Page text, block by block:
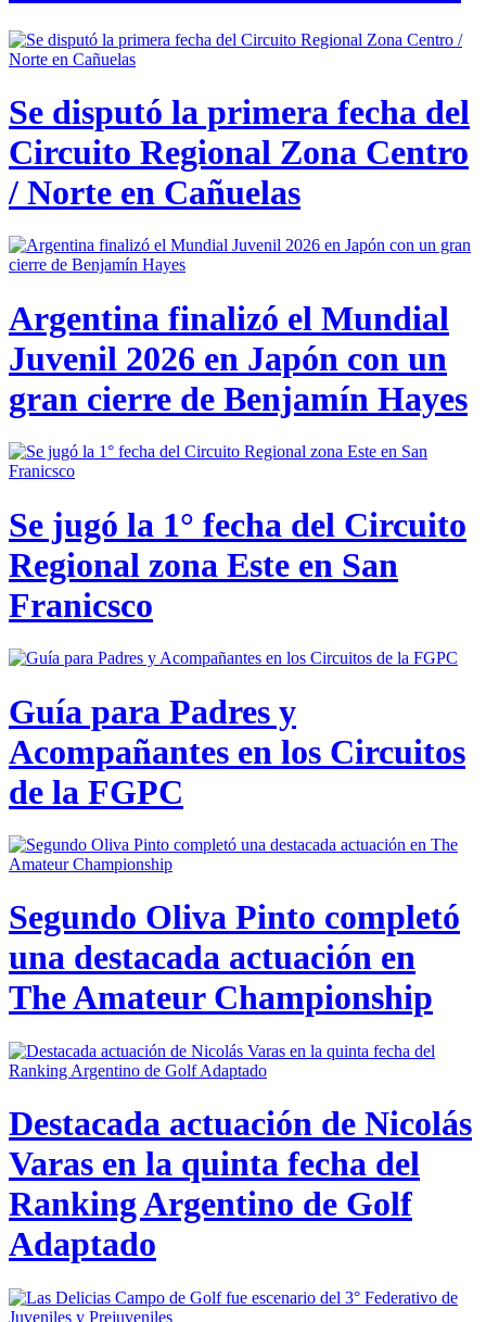
Se disputó la primera fecha del
Circuito Regional Zona Centro
/ Norte en Cañuelas
Argentina finalizó el Mundial
Juvenil 2026 en Japón con un
gran cierre de Benjamín Hayes
Se jugó la 1° fecha del Circuito
Regional zona Este en San
Franicsco
Guía para Padres y
Acompañantes en los Circuitos
de la FGPC
Segundo Oliva Pinto completó
una destacada actuación en
The Amateur Championship
Destacada actuación de Nicolás
Varas en la quinta fecha del
Ranking Argentino de Golf
Adaptado